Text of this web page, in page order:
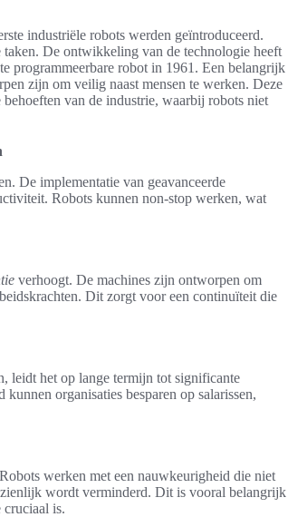
industriële robots werden geïntroduceerd.
De ontwikkeling van de technologie heeft
programmeerbare robot in 1961. Een belangrijk
zijn om veilig naast mensen te werken. Deze
van de industrie, waarbij robots niet
De implementatie van geavanceerde
Robots kunnen non-stop werken, wat
verhoogt. De machines zijn ontworpen om
Dit zorgt voor een continuïteit die
leidt het op lange termijn tot significante
organisaties besparen op salarissen,
werken met een nauwkeurigheid die niet
wordt verminderd. Dit is vooral belangrijk
cruciaal is.